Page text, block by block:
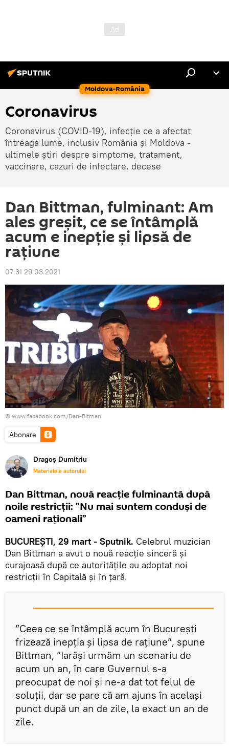
Moldova-România
Coronavirus
Coronavirus (COVID-19), infecție ce a afectat
întreaga lume, inclusiv România și Moldova -
ultimele știri despre simptome, tratament,
vaccinare, cazuri de infectare, decese
Dan Bittman, fulminant: Am
ales greşit, ce se întâmplă
acum e inepție și lipsă de
rațiune
07:31 29.03.2021
© www.facebook.com/Dan-Bitman
Abonare
Dragoș Dumitriu
Materialele autorului
Dan Bittman, nouă reacție fulminantă după
noile restricții: ”Nu mai suntem conduși de
oameni raționali”
BUCUREȘTI, 29 mart - Sputnik. Celebrul muzician
Dan Bittman a avut o nouă reacție sinceră și
curajoasă după ce autoritățile au adoptat noi
restricții în Capitală și în țară.
”Ceea ce se întâmplă acum în București
frizează inepția și lipsa de rațiune”, spune
Bittman, ”Iarăși urmăm un scenariu de
acum un an, în care Guvernul s-a
preocupat de noi și ne-a dat tot felul de
soluții, dar se pare că am ajuns în același
punct după un an de zile, la exact un an de
zile.